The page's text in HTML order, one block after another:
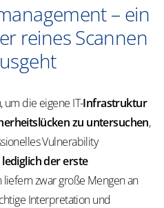
– ein
reines Scannen
um die eigene IT-Infrastruktur
zu untersuchen,
Vulnerability
lediglich der erste
liefern zwar große Mengen an
Interpretation und